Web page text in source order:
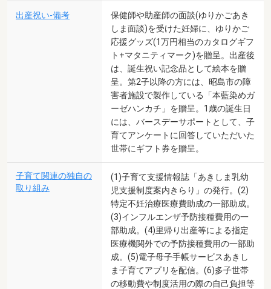
出産祝い-備考
保健師や助産師の面談(ゆりかごあき
しま面談)を受けた妊婦に、ゆりかご
応援グッズ(1万円相当のカタログギフ
ト+マタニティマーク)を贈呈。出産後
は、誕生祝い記念品として絵本を贈
呈。第2子以降の方には、昭島市の障
害者施設で製作している「本藍染めガ
ーゼハンカチ」を贈呈。1歳の誕生日
には、バースデーサポートとして、子
育てアンケートに回答していただいた
世帯にギフト券を贈呈。
子育て関連の独自の
取り組み
(1)子育て支援情報誌「あきしま乳幼
児支援制度案内きらり」の発行。(2)
特定不妊治療医療費助成の一部助成。
(3)インフルエンザ予防接種費用の一
部助成。(4)里帰り出産等による指定
医療機関外での予防接種費用の一部助
成。(5)電子母子手帳サービスあきし
ま子育てアプリを配信。(6)多子世帯
の移動費や制度活用の際の自己負担等